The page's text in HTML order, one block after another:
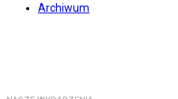
Archiwum